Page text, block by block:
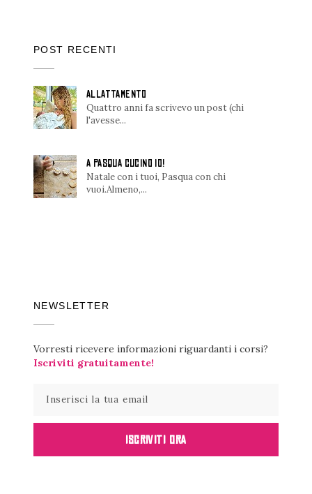
POST RECENTI
ALLATTAMENTO
Quattro anni fa scrivevo un post (chi
l'avesse...
A PASQUA CUCINO IO!
Natale con i tuoi, Pasqua con chi
vuoi.Almeno,...
NEWSLETTER
Vorresti ricevere informazioni riguardanti i corsi?
Iscriviti gratuitamente!
ISCRIVITI ORA